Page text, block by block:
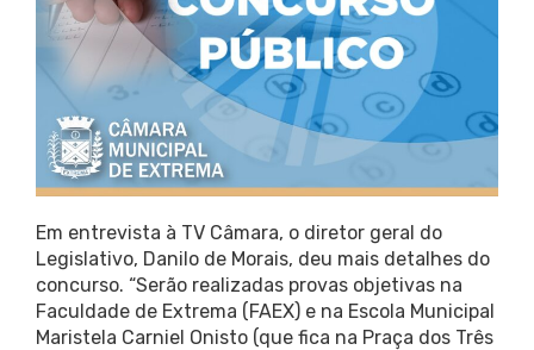
Em entrevista à TV Câmara, o diretor geral do
Legislativo, Danilo de Morais, deu mais detalhes do
concurso. “Serão realizadas provas objetivas na
Faculdade de Extrema (FAEX) e na Escola Municipal
Maristela Carniel Onisto (que fica na Praça dos Três